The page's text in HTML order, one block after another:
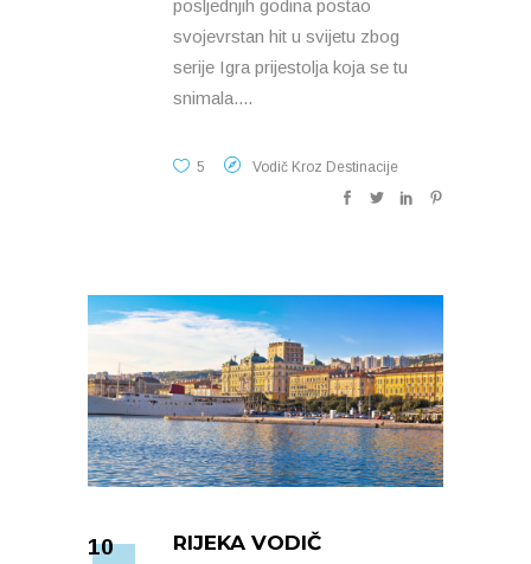
posljednjih godina postao
svojevrstan hit u svijetu zbog
serije Igra prijestolja koja se tu
snimala.
5 Vodič Kroz Destinacije
10 RIJEKA VODIČ